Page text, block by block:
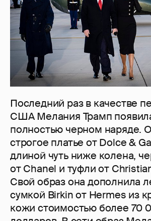
Последний раз в качестве
США Мелания Трамп
полностью черном наряде.
строгое платье от Dolce &
длиной чуть ниже колена,
от Chanel и туфли от
Свой образ она дополнила
сумкой Birkin от Hermes из
кожи стоимостью более 70